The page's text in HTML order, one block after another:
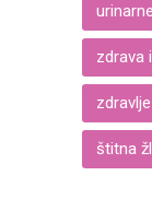
zdrava
zdravlje
štitna